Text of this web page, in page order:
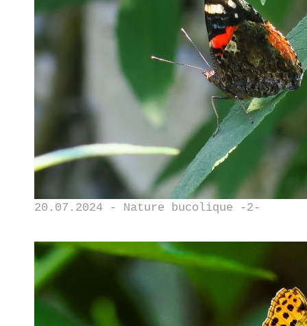
20.07.2024 - Nature bucolique -2-